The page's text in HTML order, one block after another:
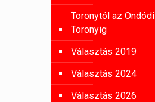
Toronytól az Ondódi
Toronyig
Választás 2019
Választás 2024
Választás 2026